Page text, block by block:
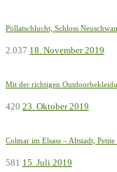
Pöllatschlucht, Schloss
2.037 18. November 2019
Mit der richtigen
420 23. Oktober 2019
Colmar im Elsass – Altstadt,
581 15. Juli 2019